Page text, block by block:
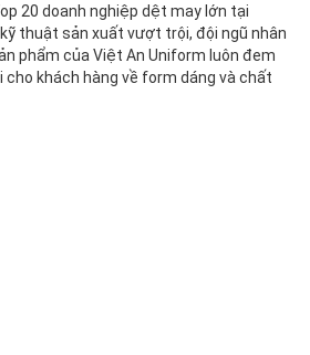
20 doanh nghiệp dệt may lớn tại
kỹ thuật sản xuất vượt trội, đội ngũ nhân
phẩm của Việt An Uniform luôn đem
khách hàng về form dáng và chất